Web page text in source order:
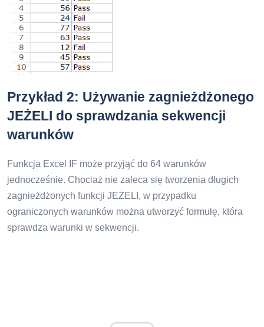
Przykład 2: Używanie zagnieżdżonego
JEŻELI do sprawdzania sekwencji
warunków
Funkcja Excel IF może przyjąć do 64 warunków
jednocześnie. Chociaż nie zaleca się tworzenia długich
zagnieżdżonych funkcji JEŻELI, w przypadku
ograniczonych warunków można utworzyć formułę, która
sprawdza warunki w sekwencji.